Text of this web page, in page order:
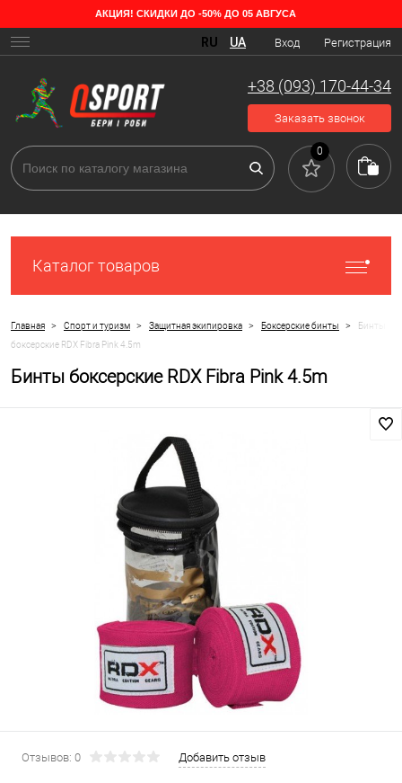
АКЦИЯ! СКИДКИ ДО -50% ДО 05 АВГУСА
Вход Регистрация
RU UA
+38 (093) 170-44-34
Заказать звонок
0
Каталог товаров
Главная > Спорт и туризм > Защитная экипировка > Боксерские бинты >
Бинты
боксерские RDX Fibra Pink 4.5m
Бинты боксерские RDX Fibra Pink 4.5m
Отзывов: 0 Добавить отзыв